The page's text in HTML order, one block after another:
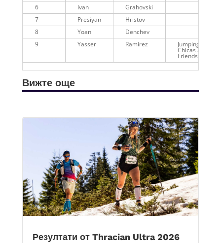
6
Ivan
Grahovski
7
Presiyan
Hristov
8
Yoan
Denchev
9
Yasser Ramirez Jumping
Chicas &
Friends
Вижте още
Резултати от Thracian Ultra 2026